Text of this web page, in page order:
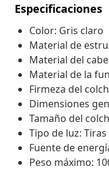
Especificaciones
Color: Gris claro
Material de
Material del
Material de la
Firmeza del
Dimensiones
Tamaño del
Tipo de luz: Tiras
Fuente de
Peso máximo: